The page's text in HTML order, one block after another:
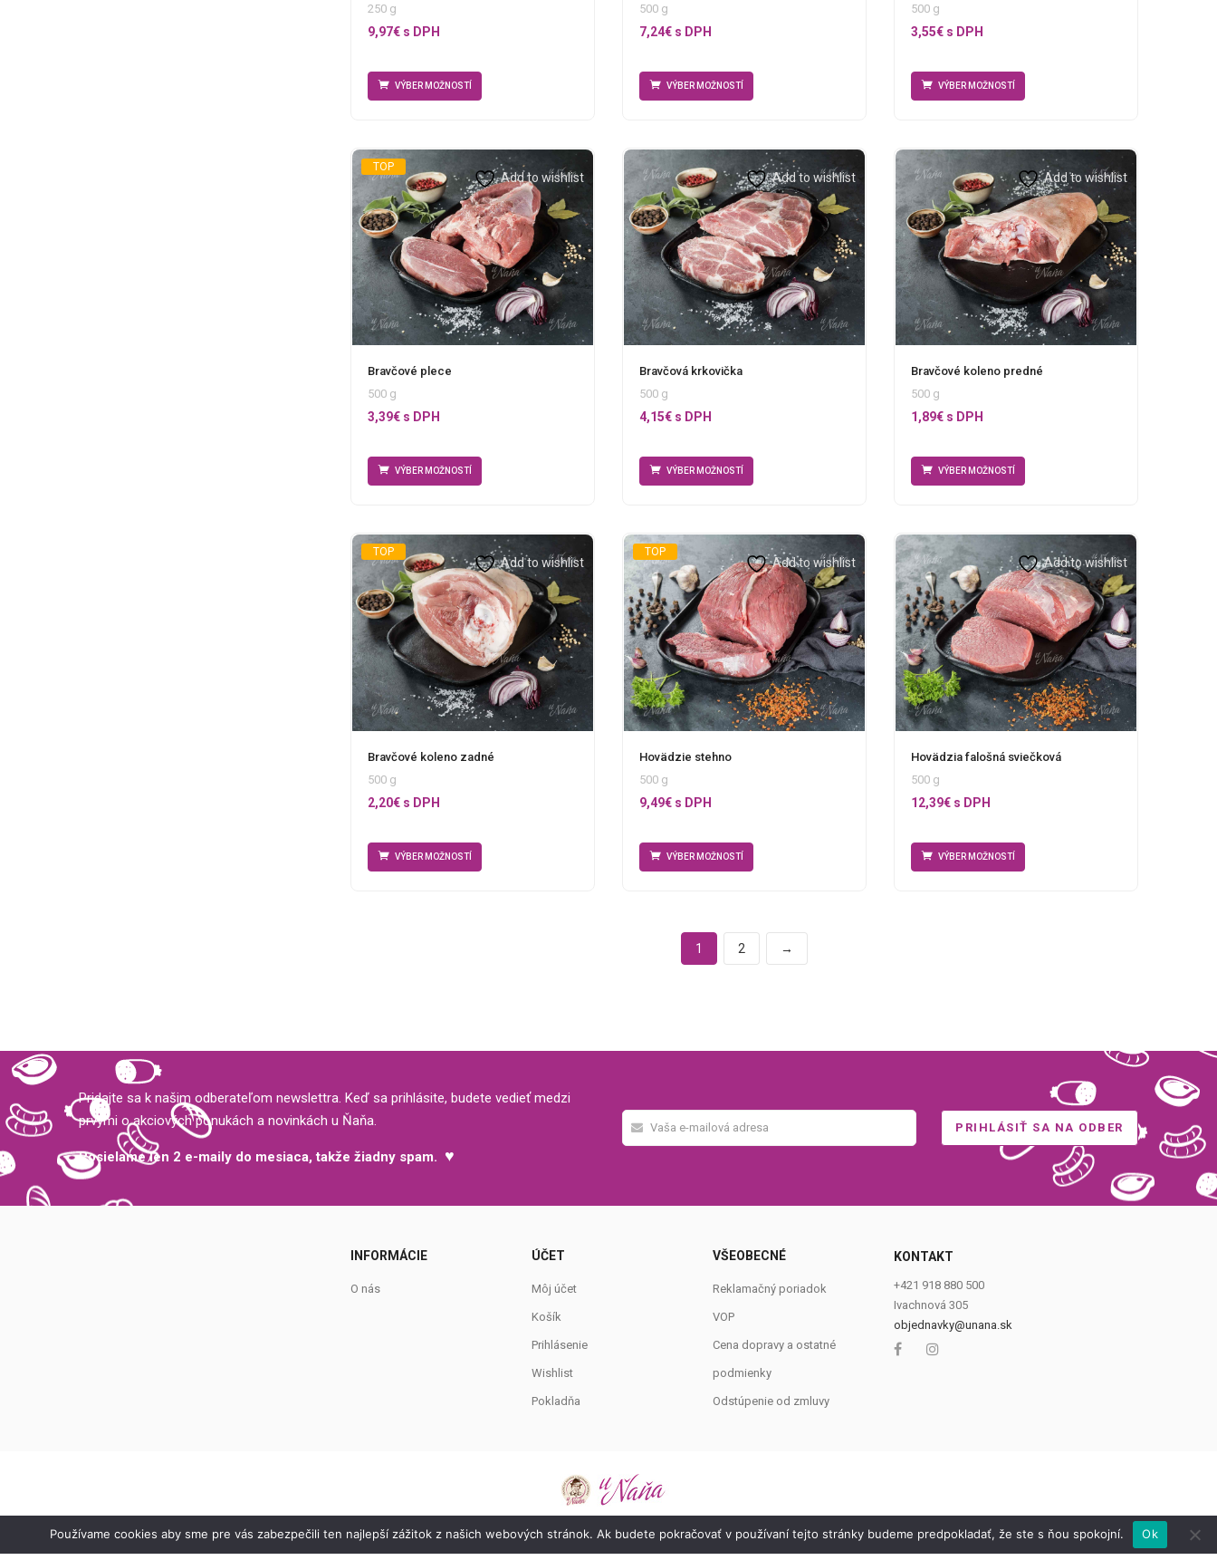
250 g
9,97€ s DPH
VÝBER MOŽNOSTÍ
500 g
7,24€s DPH
VÝBER MOŽNOSTÍ
500 g
3,55€s DPH
VÝBER MOŽNOSTÍ
TOP
Add to wishlist
Bravčové plece
500 g
3,39€ s DPH
VÝBER MOŽNOSTÍ
Add to wishlist
Bravčová krkovička
500 g
4,15€s DPH
VÝBER MOŽNOSTÍ
Add to wishlist
Bravčové koleno predné
500 g
1,89€s DPH
VÝBER MOŽNOSTÍ
TOP
Add to wishlist
Bravčové koleno zadné
500 g
2,20€ s DPH
VÝBER MOŽNOSTÍ
TOP
Add to wishlist
Hovädzie stehno
500 g
9,49€s DPH
VÝBER MOŽNOSTÍ
Add to wishlist
Hovädzia falošná sviečková
500 g
12,39€s DPH
VÝBER MOŽNOSTÍ
1 2 →
Pridajte sa k našim odberateľom newslettra. Keď sa prihlásite, budete vedieť medzi
prvými o akciových ponukách a novinkách u Ňaňa.
Posielame len 2 e-maily do mesiaca, takže žiadny spam. ♥
INFORMÁCIE
O nás
ÚČET
Môj účet
Košík
Prihlásenie
Wishlist
Pokladňa
VŠEOBECNÉ
Reklamačný poriadok
VOP
Cena dopravy a ostatné
podmienky
Odstúpenie od zmluvy
KONTAKT
+421 918 880 500
Ivachnová 305
objednavky@unana.sk
Copyright © 2021U ňaňaVšetky práva vyhradené.
0
Používame cookies aby sme pre vás zabezpečili ten najlepší zážitok z našich webových stránok. Ak budete pokračovať v používaní tejto stránky budeme predpokladať, že ste s ňou spokojní. Ok